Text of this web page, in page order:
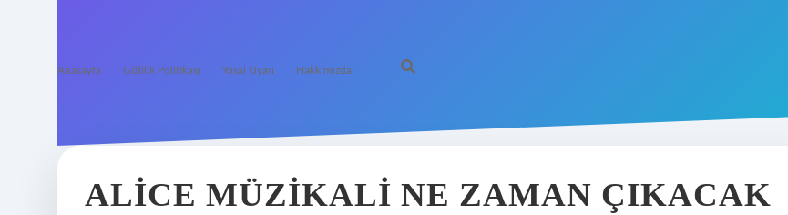
Anasayfa Gizlilik Politikası Yasal Uyarı Hakkımızda
ALICE MÜZIKALI NE ZAMAN ÇIKACAK